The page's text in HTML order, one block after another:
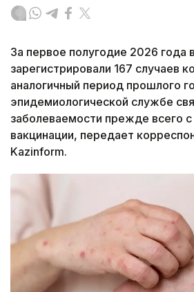
За первое полугодие 2026 года
зарегистрировали 167 случаев
аналогичный период прошлого
эпидемиологической службе
заболеваемости прежде всего с
вакцинации, передает
Kazinform.